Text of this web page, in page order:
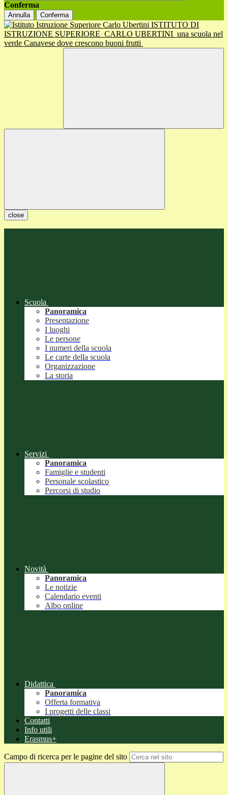
Conferma
Annulla Conferma
ISTITUTO DI
ISTRUZIONE SUPERIORE CARLO UBERTINI una scuola nel
verde Canavese dove crescono buoni frutti
close
Scuola
Panoramica
Presentazione
I luoghi
Le persone
I numeri della scuola
Le carte della scuola
Organizzazione
La storia
Servizi
Panoramica
Famiglie e studenti
Personale scolastico
Percorsi di studio
Novità
Panoramica
Le notizie
Calendario eventi
Albo online
Didattica
Panoramica
Offerta formativa
I progetti delle classi
Contatti
Info utili
Erasmus+
Campo di ricerca per le pagine del sito